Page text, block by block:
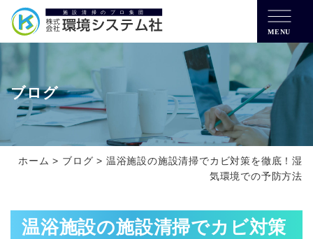
MENU
ブログ
ホーム > ブログ > 温浴施設の施設清掃でカビ対策を徹底！湿
気環境での予防方法
温浴施設の施設清掃でカビ対策